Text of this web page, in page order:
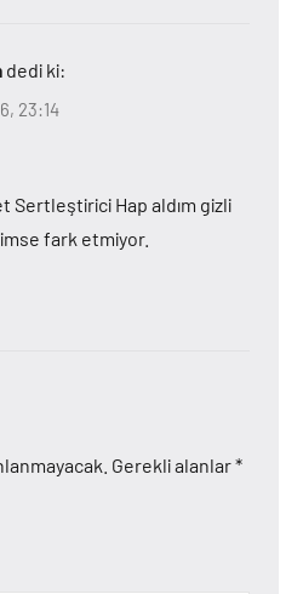
dedi ki:
23:14
Sertleştirici Hap aldım gizli
fark etmiyor.
Gerekli alanlar*